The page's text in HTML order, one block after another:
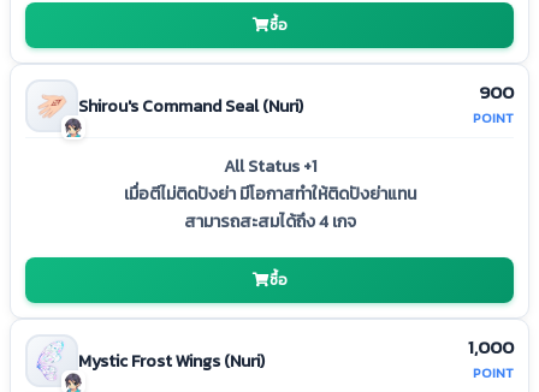
ซื้อ
Shirou's Command Seal (Nuri)
All Status +1
เมื่อตีไม่ติดปังย่า มีโอกาสทำให้ติดปังย่าแทน
สามารถสะสมได้ถึง 4 เกจ
900
POINT
ซื้อ
Mystic Frost Wings (Nuri) 1,000
POINT